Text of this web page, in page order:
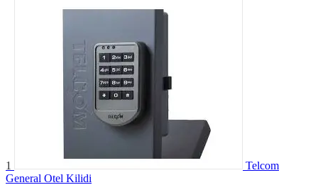
1
Telcom
General Otel Kilidi